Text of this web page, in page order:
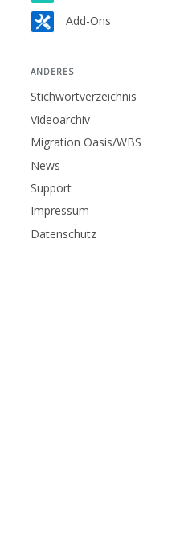
Add-Ons
ANDERES
Stichwortverzeichnis
Videoarchiv
Migration Oasis/WBS
News
Support
Impressum
Datenschutz